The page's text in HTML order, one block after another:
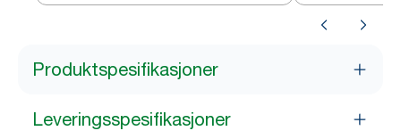
Produktspesifikasjoner
Leveringsspesifikasjoner